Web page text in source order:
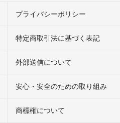
プライバシーポリシー
特定商取引法に基づく表記
外部送信について
安心・安全のための取り組み
商標権について